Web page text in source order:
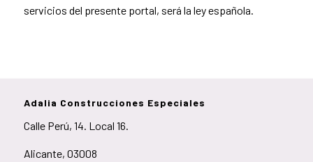
servicios del presente portal, será la ley española.
Adalia Construcciones Especiales
Calle Perú, 14. Local 16.
Alicante, 03008